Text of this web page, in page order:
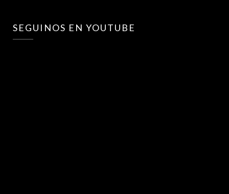
SEGUINOS EN YOUTUBE